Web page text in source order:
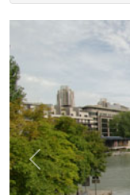
Previous